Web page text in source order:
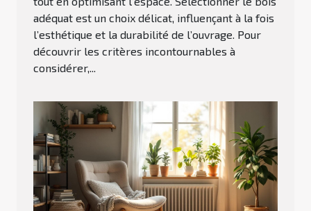
adéquat est un choix délicat, influençant à la fois
l’esthétique et la durabilité de l’ouvrage. Pour
découvrir les critères incontournables à
considérer,...